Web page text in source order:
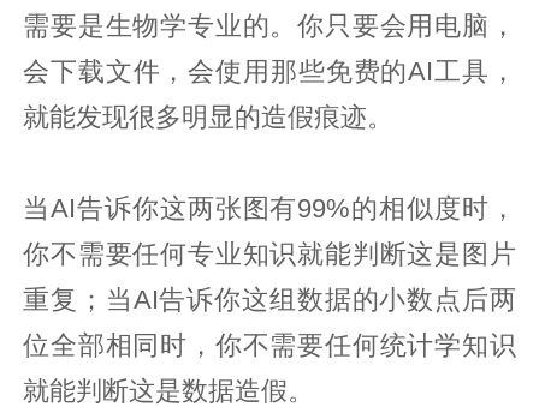
需要是生物学专业的。你只要会用电脑，
会下载文件，会使用那些免费的AI工具，
就能发现很多明显的造假痕迹。
当AI告诉你这两张图有99%的相似度时，
你不需要任何专业知识就能判断这是图片
重复；当AI告诉你这组数据的小数点后两
位全部相同时，你不需要任何统计学知识
就能判断这是数据造假。